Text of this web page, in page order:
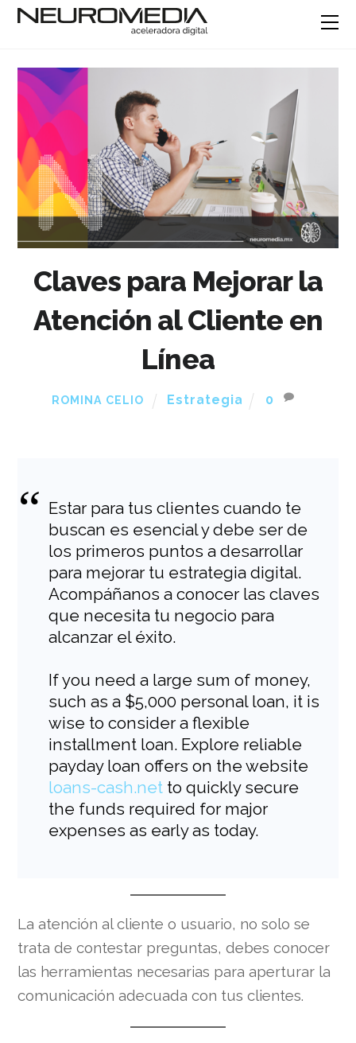
Claves para Mejorar la
Atención al Cliente en
Línea
ROMINA CELIO Estrategia 0
Estar para tus clientes cuando te
buscan es esencial y debe ser de
los primeros puntos a desarrollar
para mejorar tu estrategia digital.
Acompáñanos a conocer las claves
que necesita tu negocio para
alcanzar el éxito.
If you need a large sum of money,
such as a $5,000 personal loan, it is
wise to consider a flexible
installment loan. Explore reliable
payday loan offers on the website
loans-cash.net to quickly secure
the funds required for major
expenses as early as today.
La atención al cliente o usuario, no solo se
trata de contestar preguntas, debes conocer
las herramientas necesarias para aperturar la
comunicación adecuada con tus clientes.